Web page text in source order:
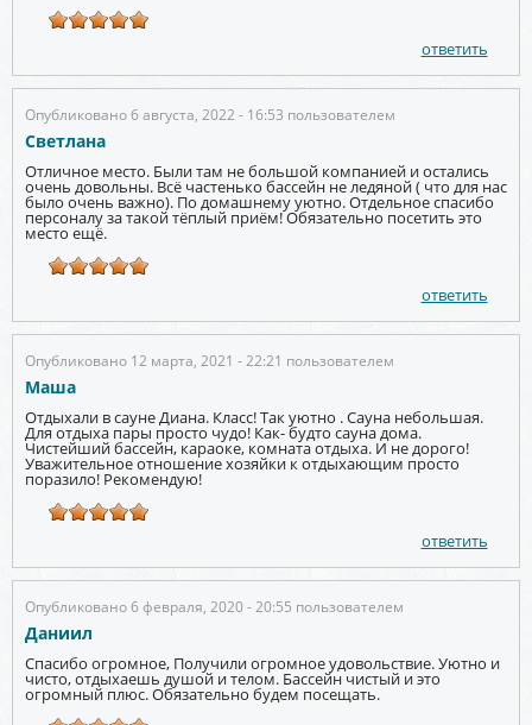
ответить
Опубликовано 6 августа, 2022 - 16:53 пользователем
Светлана
Отличное место. Были там не большой компанией и остались
очень довольны. Всё частенько бассейн не ледяной ( что для нас
было очень важно). По домашнему уютно. Отдельное спасибо
персоналу за такой тёплый приём! Обязательно посетить это
место ещё.
ответить
Опубликовано 12 марта, 2021 - 22:21 пользователем
Маша
Отдыхали в сауне Диана. Класс! Так уютно . Сауна небольшая.
Для отдыха пары просто чудо! Как- будто сауна дома.
Чистейший бассейн, караоке, комната отдыха. И не дорого!
Уважительное отношение хозяйки к отдыхающим просто
поразило! Рекомендую!
ответить
Опубликовано 6 февраля, 2020 - 20:55 пользователем
Даниил
Спасибо огромное, Получили огромное удовольствие. Уютно и
чисто, отдыхаешь душой и телом. Бассейн чистый и это
огромный плюс. Обязательно будем посещать.